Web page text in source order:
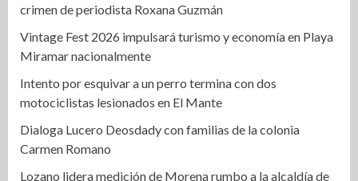
crimen de periodista Roxana Guzmán
Vintage Fest 2026 impulsará turismo y economía en Playa
Miramar nacionalmente
Intento por esquivar a un perro termina con dos
motociclistas lesionados en El Mante
Dialoga Lucero Deosdady con familias de la colonia
Carmen Romano
Lozano lidera medición de Morena rumbo a la alcaldía de